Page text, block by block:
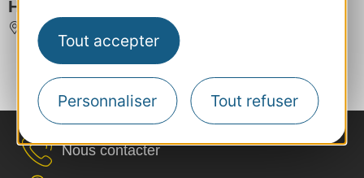
Tout accepter
Personnaliser Tout refuser
HÔTEL ATRIUM MONDIAL
LOURDES À 17 km de BAGNERES-DE-BIGORRE
‹ 3 4
Nous contacter